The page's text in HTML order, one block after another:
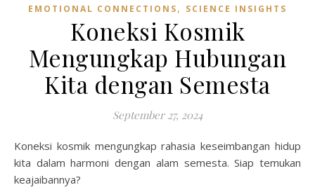
EMOTIONAL CONNECTIONS, SCIENCE INSIGHTS
Koneksi Kosmik
Mengungkap Hubungan
Kita dengan Semesta
September 27, 2024
Koneksi kosmik mengungkap rahasia keseimbangan hidup
kita dalam harmoni dengan alam semesta. Siap temukan
keajaibannya?